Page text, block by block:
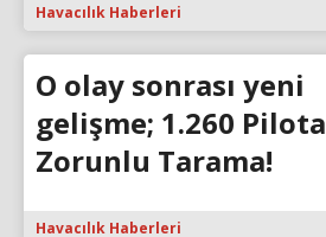
Havacılık Haberleri
O olay sonrası yeni
gelişme; 1.260 Pilota
Zorunlu Tarama!
Havacılık Haberleri